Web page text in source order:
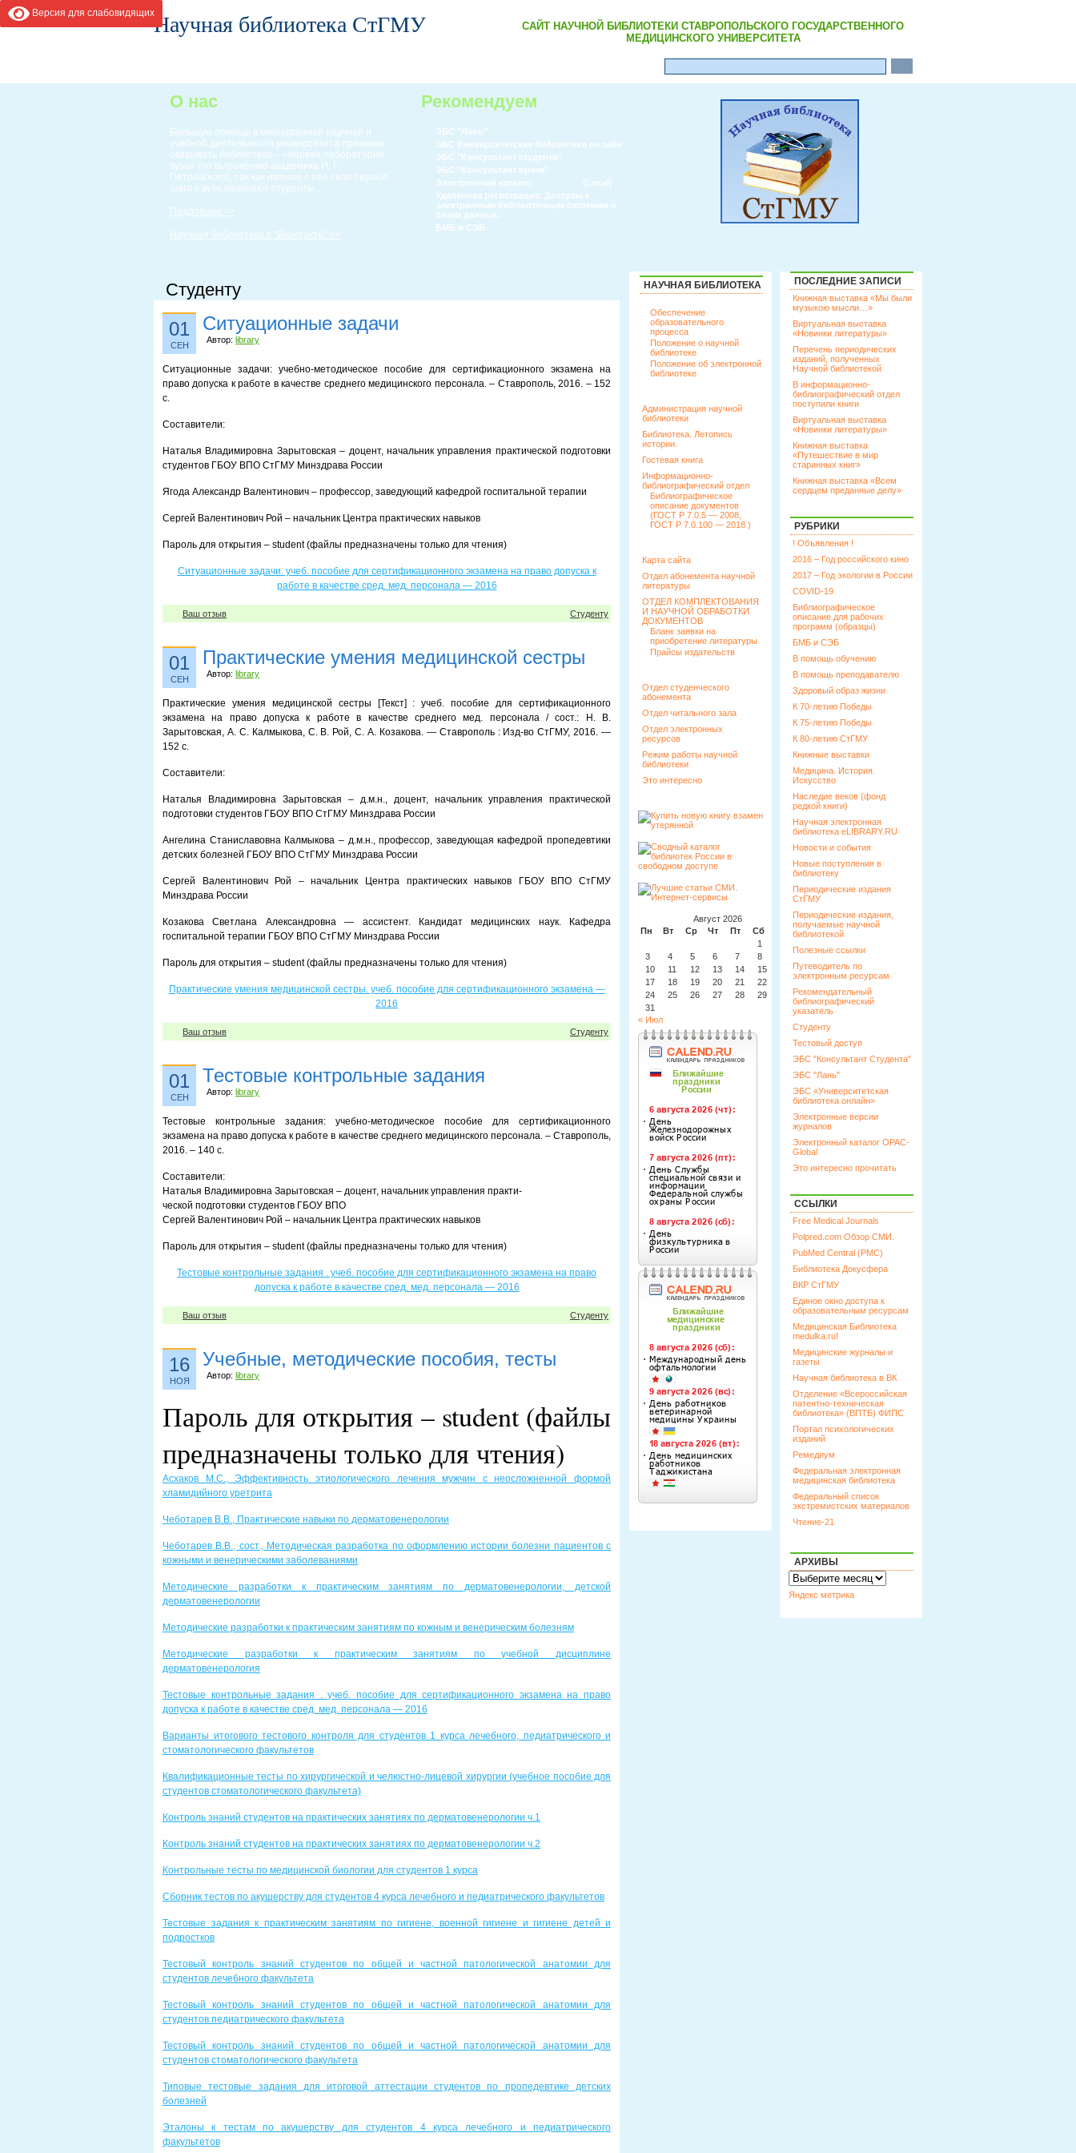
Версия для слабовидящихНаучная библиотека СтГМУ
САЙТ НАУЧНОЙ БИБЛИОТЕКИ СТАВРОПОЛЬСКОГО ГОСУДАРСТВЕННОГО
МЕДИЦИНСКОГО УНИВЕРСИТЕТА
О нас
Большую помощь в многогранной научной и
учебной деятельности университета призвана
оказывать библиотека – «первая лаборатория
вуза» (по выражению академика И. Г.
Петровского), так как именно с неё свои первые
шаги в вузе начинают студенты.
Подробнее >>
Научная библиотека в "Вконтакте" >>
Рекомендуем
ЭБС "Лань"
ЭБС Университетская библиотека онлайн
ЭБС "Консультант студента"
ЭБС "Консультант врача"
Электронный каталог
(Local)
Удаленная регистрация. Доступы к
электронным библиотечным системам и
базам данных.
БМБ и СЭБ
Студенту
01
СЕН
Ситуационные задачи
Автор: library
Ситуационные задачи: учебно-методическое пособие для сертификационного экзамена на
право допуска к работе в качестве среднего медицинского персонала. – Ставрополь, 2016. – 152
с.
Составители:
Наталья Владимировна Зарытовская – доцент, начальник управления практической подготовки
студентов ГБОУ ВПО СтГМУ Минздрава России
Ягода Александр Валентинович – профессор, заведующий кафедрой госпитальной терапии
Сергей Валентинович Рой – начальник Центра практических навыков
Пароль для открытия – student (файлы предназначены только для чтения)
Ситуационные задачи. учеб. пособие для сертификационного экзамена на право допуска к
работе в качестве сред. мед. персонала — 2016
Ваш отзыв Студенту
01
СЕН
Практические умения медицинской сестры
Автор: library
Практические умения медицинской сестры [Текст] : учеб. пособие для сертификационного
экзамена на право допуска к работе в качестве среднего мед. персонала / сост.: Н. В.
Зарытовская, А. С. Калмыкова, С. В. Рой, С. А. Козакова. — Ставрополь : Изд-во СтГМУ, 2016. —
152 с.
Составители:
Наталья Владимировна Зарытовская – д.м.н., доцент, начальник управления практической
подготовки студентов ГБОУ ВПО СтГМУ Минздрава России
Ангелина Станиславовна Калмыкова – д.м.н., профессор, заведующая кафедрой пропедевтики
детских болезней ГБОУ ВПО СтГМУ Минздрава России
Сергей Валентинович Рой – начальник Центра практических навыков ГБОУ ВПО СтГМУ
Минздрава России
Козакова Светлана Александровна — ассистент. Кандидат медицинских наук. Кафедра
госпитальной терапии ГБОУ ВПО СтГМУ Минздрава России
Пароль для открытия – student (файлы предназначены только для чтения)
Практические умения медицинской сестры. учеб. пособие для сертификационного экзамена —
2016
Ваш отзыв Студенту
01
СЕН
Тестовые контрольные задания
Автор: library
Тестовые контрольные задания: учебно-методическое пособие для сертификационного
экзамена на право допуска к работе в качестве среднего медицинского персонала. – Ставрополь,
2016. – 140 с.
Составители:
Наталья Владимировна Зарытовская – доцент, начальник управления практи-
ческой подготовки студентов ГБОУ ВПО
Сергей Валентинович Рой – начальник Центра практических навыков
Пароль для открытия – student (файлы предназначены только для чтения)
Тестовые контрольные задания . учеб. пособие для сертификационного экзамена на право
допуска к работе в качестве сред. мед. персонала — 2016
Ваш отзыв Студенту
16
НОЯ
Учебные, методические пособия, тесты
Автор: library
Пароль для открытия – student (файлы
предназначены только для чтения)
Асхаков М.С., Эффективность этиологического лечения мужчин с неосложненной формой
хламидийного уретрита
Чеботарев В.В., Практические навыки по дерматовенерологии
Чеботарев В.В., сост., Методическая разработка по оформлению истории болезни пациентов с
кожными и венерическими заболеваниями
Методические разработки к практическим занятиям по дерматовенерологии, детской
дерматовенерологии
Методические разработки к практическим занятиям по кожным и венерическим болезням
Методические разработки к практическим занятиям по учебной дисциплине
дерматовенерология
Тестовые контрольные задания . учеб. пособие для сертификационного экзамена на право
допуска к работе в качестве сред. мед. персонала — 2016
Варианты итогового тестового контроля для студентов 1 курса лечебного, педиатрического и
стоматологического факультетов
Квалификационные тесты по хирургической и челюстно-лицевой хирургии (учебное пособие для
студентов стоматологического факультета)
Контроль знаний студентов на практических занятиях по дерматовенерологии ч.1
Контроль знаний студентов на практических занятиях по дерматовенерологии ч.2
Контрольные тесты по медицинской биологии для студентов 1 курса
Сборник тестов по акушерству для студентов 4 курса лечебного и педиатрического факультетов
Тестовые задания к практическим занятиям по гигиене, военной гигиене и гигиене детей и
подростков
Тестовый контроль знаний студентов по общей и частной патологической анатомии для
студентов лечебного факультета
Тестовый контроль знаний студентов по общей и частной патологической анатомии для
студентов педиатрического факультета
Тестовый контроль знаний студентов по общей и частной патологической анатомии для
студентов стоматологического факультета
Типовые тестовые задания для итоговой аттестации студентов по пропедевтике детских
болезней
Эталоны к тестам по акушерству для студентов 4 курса лечебного и педиатрического
факультетов
НАУЧНАЯ БИБЛИОТЕКА
Обеспечение
образовательного
процесса
Положение о научной
библиотеке
Положение об электронной
библиотеке
Администрация научной
библиотеки
Библиотека. Летопись
истории.
Гостевая книга
Информационно-
библиографический отдел
Библиографическое
описание документов
(ГОСТ Р 7.0.5 — 2008,
ГОСТ Р 7.0.100 — 2018 )
Карта сайта
Отдел абонемента научной
литературы
ОТДЕЛ КОМПЛЕКТОВАНИЯ
И НАУЧНОЙ ОБРАБОТКИ
ДОКУМЕНТОВ
Бланк заявки на
приобретение литературы
Прайсы издательств
Отдел студенческого
абонемента
Отдел читального зала
Отдел электронных
ресурсов
Режим работы научной
библиотеки
Это интересно
Август 2026
Пн
Вт Ср Чт Пт Сб
1
3
4 5 6 7 8
10
11 12 13 14 15
17
18 19 20 21 22
24
25 26 27 28 29
31
« Июл
ПОСЛЕДНИЕ ЗАПИСИ
Книжная выставка «Мы были
музыкою мысли…»
Виртуальная выставка
«Новинки литературы»
Перечень периодических
изданий, полученных
Научной библиотекой
В информационно-
библиографический отдел
поступили книги
Виртуальная выставка
«Новинки литературы»
Книжная выставка
«Путешествие в мир
старинных книг»
Книжная выставка «Всем
сердцем преданные делу»
РУБРИКИ
! Объявления !
2016 – Год российского кино
2017 – Год экологии в России
COVID-19
Библиографическое
описание для рабочих
программ (образцы)
БМБ и СЭБ
В помощь обучению
В помощь преподавателю
Здоровый образ жизни
К 70-летию Победы
К 75-летию Победы
К 80-летию СтГМУ
Книжные выставки
Медицина. История.
Искусство
Наследие веков (фонд
редкой книги)
Научная электронная
библиотека eLIBRARY.RU
Новости и события
Новые поступления в
библиотеку
Периодические издания
СтГМУ
Периодические издания,
получаемые научной
библиотекой
Полезные ссылки
Путеводитель по
электронным ресурсам
Рекомендательный
библиографический
указатель
Студенту
Тестовый доступ
ЭБС "Консультант Студента"
ЭБС "Лань"
ЭБС «Университетская
библиотека онлайн»
Электронные версии
журналов
Электронный каталог OPAC-
Global
Это интересно прочитать
ССЫЛКИ
Free Medical Journals
Polpred.com Обзор СМИ.
PubMed Central (PMC)
Библиотека Докусфера
ВКР СтГМУ
Единое окно доступа к
образовательным ресурсам
Медицинская Библиотека
medulka.ru!
Медицинские журналы и
газеты
Научная библиотека в ВК
Отделение «Всероссийская
патентно-техническая
библиотека» (ВПТБ) ФИПС
Портал психологических
изданий
Ремедиум
Федеральная электронная
медицинская библиотека
Федеральный список
экстремистских материалов
Чтение-21
АРХИВЫ
Архивы
Яндекс метрика